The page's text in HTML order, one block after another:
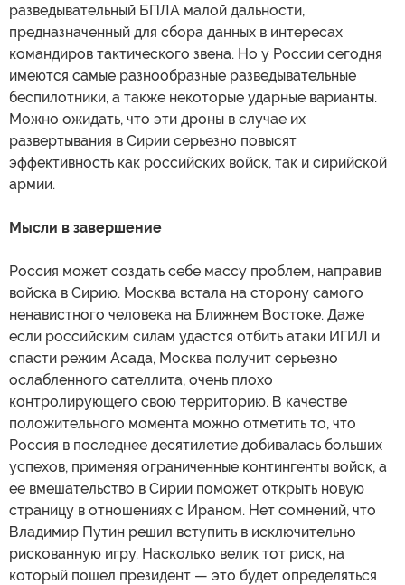
разведывательный БПЛА малой дальности,
предназначенный для сбора данных в интересах
командиров тактического звена. Но у России сегодня
имеются самые разнообразные разведывательные
беспилотники, а также некоторые ударные варианты.
Можно ожидать, что эти дроны в случае их
развертывания в Сирии серьезно повысят
эффективность как российских войск, так и сирийской
армии.
Мысли в завершение
Россия может создать себе массу проблем, направив
войска в Сирию. Москва встала на сторону самого
ненавистного человека на Ближнем Востоке. Даже
если российским силам удастся отбить атаки ИГИЛ и
спасти режим Асада, Москва получит серьезно
ослабленного сателлита, очень плохо
контролирующего свою территорию. В качестве
положительного момента можно отметить то, что
Россия в последнее десятилетие добивалась больших
успехов, применяя ограниченные контингенты войск, а
ее вмешательство в Сирии поможет открыть новую
страницу в отношениях с Ираном. Нет сомнений, что
Владимир Путин решил вступить в исключительно
рискованную игру. Насколько велик тот риск, на
который пошел президент — это будет определяться